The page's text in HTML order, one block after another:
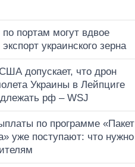
портам могут вдвое
украинского зерна
допускает, что дрон
Украины в Лейпциге
рф – WSJ
по программе «Пакет
уже поступают: что нужно